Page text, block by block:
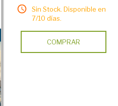
Sin Stock. Disponible en
7/10 días.
COMPRAR